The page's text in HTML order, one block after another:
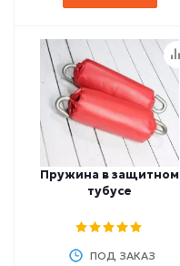
Пружина в защитном
тубусе
ПОД ЗАКАЗ